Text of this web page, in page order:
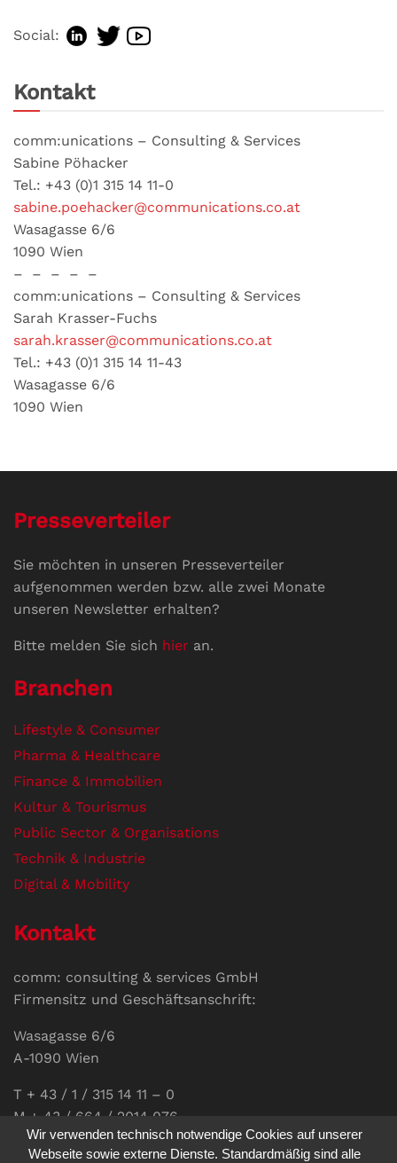
Social:
Kontakt
comm:unications – Consulting & Services
Sabine Pöhacker
Tel.: +43 (0)1 315 14 11-0
sabine.poehacker@communications.co.at
Wasagasse 6/6
1090 Wien
– – – – –
comm:unications – Consulting & Services
Sarah Krasser-Fuchs
sarah.krasser@communications.co.at
Tel.: +43 (0)1 315 14 11-43
Wasagasse 6/6
1090 Wien
Presseverteiler
Sie möchten in unseren Presseverteiler
aufgenommen werden bzw. alle zwei Monate
unseren Newsletter erhalten?
Bitte melden Sie sich hier an.
Branchen
Lifestyle & Consumer
Pharma & Healthcare
Finance & Immobilien
Kultur & Tourismus
Public Sector & Organisations
Technik & Industrie
Digital & Mobility
Kontakt
comm: consulting & services GmbH
Firmensitz und Geschäftsanschrift:
Wasagasse 6/6
A-1090 Wien
T + 43 / 1 / 315 14 11 – 0
M + 43 / 664 / 2014 076
E-Mail:office@communications.co.at
Wir verwenden technisch notwendige Cookies auf unserer
Webseite sowie externe Dienste. Standardmäßig sind alle